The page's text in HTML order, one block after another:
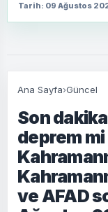
Tarih: 09 Ağustos
Ana Sayfa›Güncel
Son
deprem
ve AFAD